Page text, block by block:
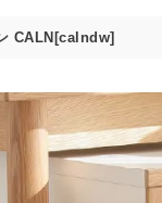
CALN[calndw]